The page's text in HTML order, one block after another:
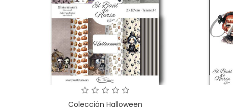
Colección Halloween